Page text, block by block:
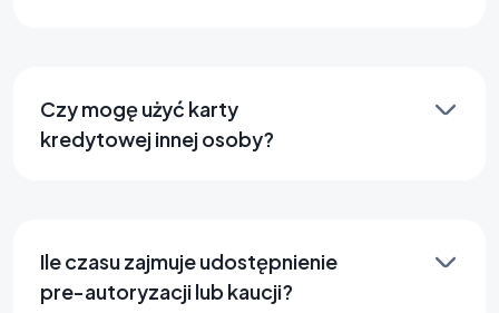
Czy mogę użyć karty
kredytowej innej osoby?
Ile czasu zajmuje udostępnienie
pre-autoryzacji lub kaucji?